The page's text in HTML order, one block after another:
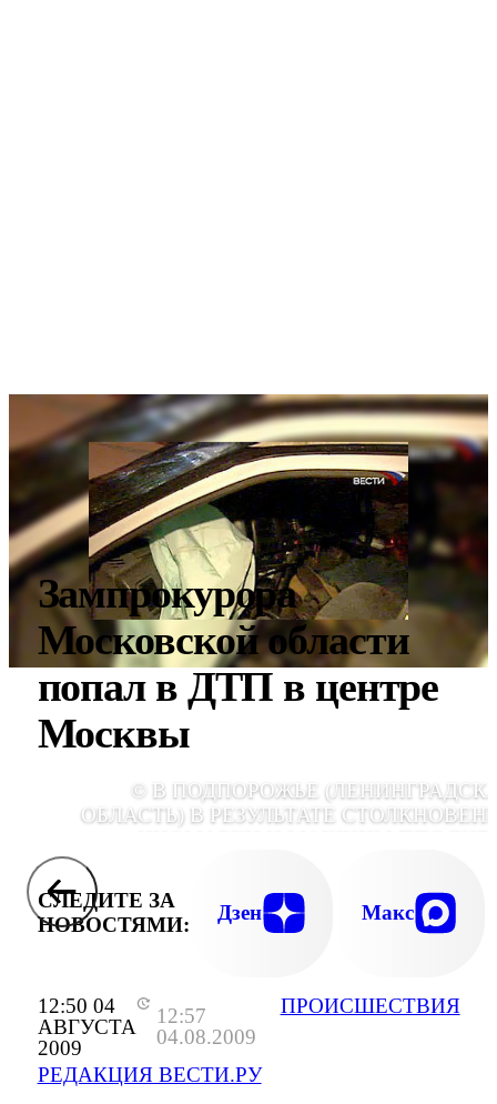
12:50 04
АВГУСТА
2009
12:57
04.08.2009
РЕДАКЦИЯ ВЕСТИ.РУ
ПРОИСШЕСТВИЯ
Зампрокурора
Московской области
попал в ДТП в центре
Москвы
© В ПОДПОРОЖЬЕ
ОБЛАСТЬ) В РЕЗУЛЬТАТЕ
СОТРУДНИКА
СЛЕДИТЕ ЗА
НОВОСТЯМИ:
Дзен Макс